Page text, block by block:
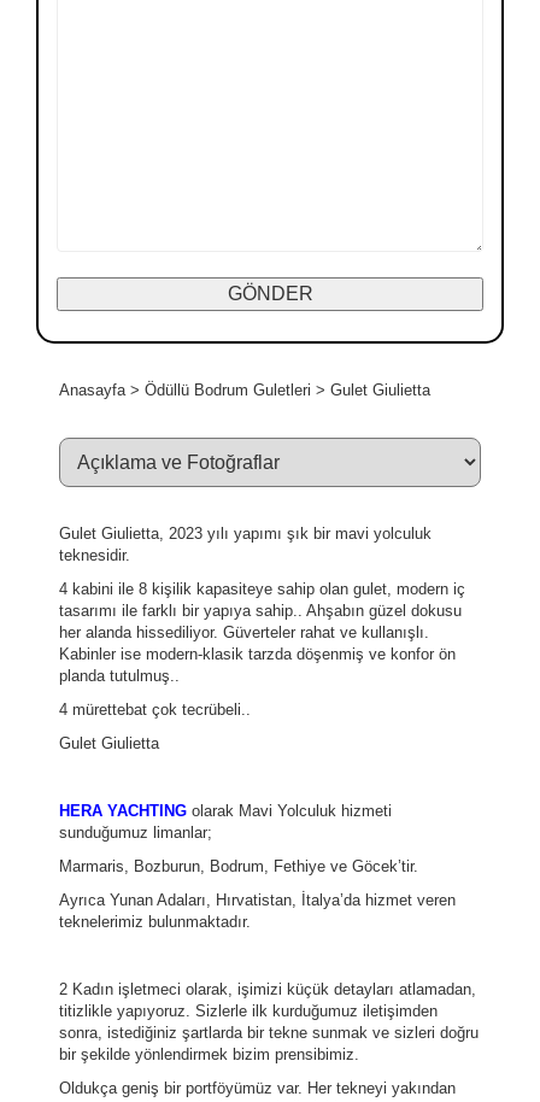
Anasayfa>Ödüllü Bodrum Guletleri>Gulet Giulietta
Gulet Giulietta, 2023 yılı yapımı şık bir mavi yolculuk
teknesidir.
4 kabini ile 8 kişilik kapasiteye sahip olan gulet, modern iç
tasarımı ile farklı bir yapıya sahip.. Ahşabın güzel dokusu
her alanda hissediliyor. Güverteler rahat ve kullanışlı.
Kabinler ise modern-klasik tarzda döşenmiş ve konfor ön
planda tutulmuş..
4 mürettebat çok tecrübeli..
Gulet Giulietta
HERA YACHTING olarak Mavi Yolculuk hizmeti
sunduğumuz limanlar;
Marmaris, Bozburun, Bodrum, Fethiye ve Göcek’tir.
Ayrıca Yunan Adaları, Hırvatistan, İtalya’da hizmet veren
teknelerimiz bulunmaktadır.
2 Kadın işletmeci olarak, işimizi küçük detayları atlamadan,
titizlikle yapıyoruz. Sizlerle ilk kurduğumuz iletişimden
sonra, istediğiniz şartlarda bir tekne sunmak ve sizleri doğru
bir şekilde yönlendirmek bizim prensibimiz.
Oldukça geniş bir portföyümüz var. Her tekneyi yakından